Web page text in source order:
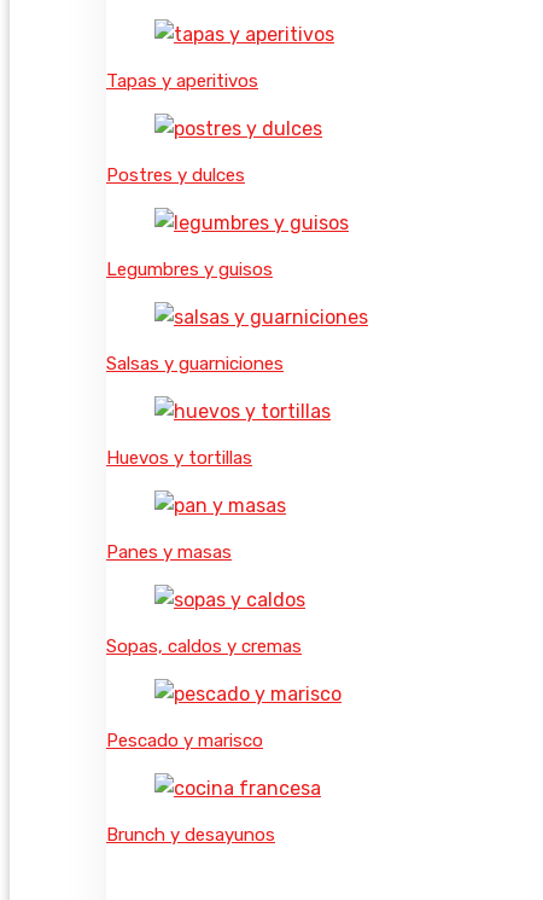
Tapas y aperitivos
Postres y dulces
Legumbres y guisos
Salsas y guarniciones
Huevos y tortillas
Panes y masas
Sopas, caldos y cremas
Pescado y marisco
Brunch y desayunos